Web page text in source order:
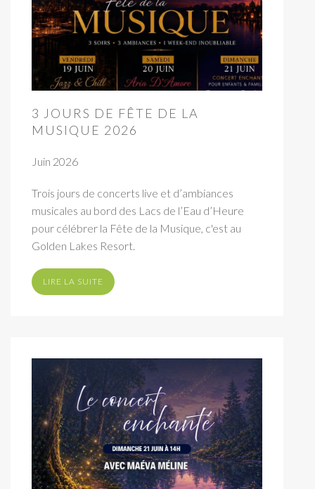
3 JOURS DE FÊTE DE LA
MUSIQUE 2026
Juin 2026
Trois jours de concerts live et d’ambiances
musicales au bord des Lacs de l’Eau d’Heure
pour célébrer la Fête de la Musique, c'est au
Golden Lakes Resort.
LIRE LA SUITE